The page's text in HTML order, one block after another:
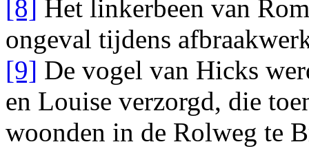
[8] Het linkerbeen van
ongeval tijdens
[9] De vogel van Hicks
en Louise verzorgd, die
woonden in de Rolweg te